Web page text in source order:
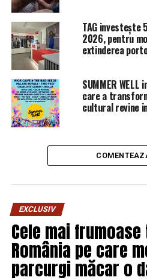
Activitățile
Popescu Cristian
Coordonarea lui Popescu
Electromecanica Ploiești a
unui clan infracțional, acțiunile
provoca prejudicii
naționale, cât și integrității
organizată subminează nu
statului, dar și credibilitatea
Antigrindină, care, în mod
meteorologice extreme.
Eficiența
asociate
TAG
2026, pentru
extinderea
SUMMER
care a
cultural revine
EXCLUSIV
Cele mai
România pe care
parcurgi măcar o